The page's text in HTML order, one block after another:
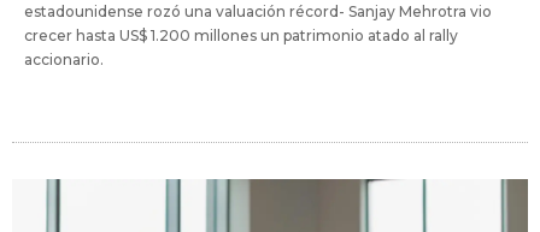
estadounidense rozó una valuación récord- Sanjay Mehrotra vio
crecer hasta US$ 1.200 millones un patrimonio atado al rally
accionario.